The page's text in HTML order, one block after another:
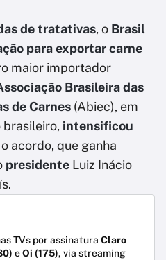
de tratativas, o Brasil
para exportar carne
maior importador
Brasileira das
de Carnes (Abiec), em
brasileiro, intensificou
acordo, que ganha
presidente Luiz Inácio
TVs por assinatura Claro
eOi (175), via streaming